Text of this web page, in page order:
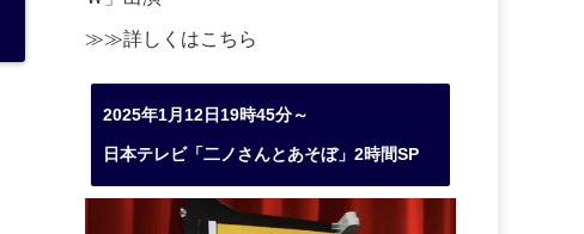
≫≫詳しくはこちら
2025年1月12日19時45分～
日本テレビ「二ノさんとあそぼ」2時間SP